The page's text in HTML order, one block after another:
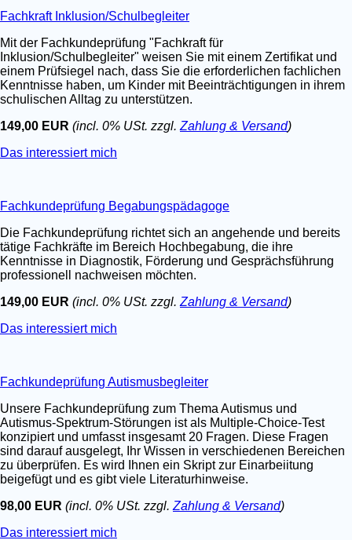
Fachkraft Inklusion/Schulbegleiter
Mit der Fachkundeprüfung "Fachkraft für
Inklusion/Schulbegleiter" weisen Sie mit einem Zertifikat und
einem Prüfsiegel nach, dass Sie die erforderlichen fachlichen
Kenntnisse haben, um Kinder mit Beeinträchtigungen in ihrem
schulischen Alltag zu unterstützen.
149,00 EUR (incl. 0% USt. zzgl. Zahlung & Versand)
Das interessiert mich
Fachkundeprüfung Begabungspädagoge
Die Fachkundeprüfung richtet sich an angehende und bereits
tätige Fachkräfte im Bereich Hochbegabung, die ihre
Kenntnisse in Diagnostik, Förderung und Gesprächsführung
professionell nachweisen möchten.
149,00 EUR (incl. 0% USt. zzgl. Zahlung & Versand)
Das interessiert mich
Fachkundeprüfung Autismusbegleiter
Unsere Fachkundeprüfung zum Thema Autismus und
Autismus-Spektrum-Störungen ist als Multiple-Choice-Test
konzipiert und umfasst insgesamt 20 Fragen. Diese Fragen
sind darauf ausgelegt, Ihr Wissen in verschiedenen Bereichen
zu überprüfen. Es wird Ihnen ein Skript zur Einarbeiitung
beigefügt und es gibt viele Literaturhinweise.
98,00 EUR (incl. 0% USt. zzgl. Zahlung & Versand)
Das interessiert mich